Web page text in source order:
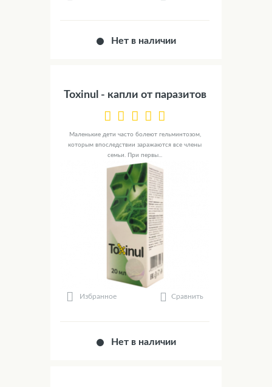
Нет в наличии
Toxinul - капли от паразитов
Маленькие дети часто болеют гельминтозом,
которым впоследствии заражаются все члены
семьи. При первы...
Избранное Сравнить
Нет в наличии